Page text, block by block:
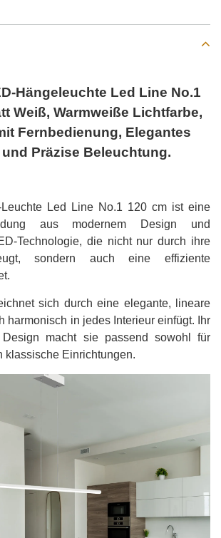
Hängeleuchte Led Line No.1
Weiß, Warmweiße Lichtfarbe,
Fernbedienung, Elegantes
Präzise Beleuchtung.
Led Line No.1 120 cm ist eine
aus modernem Design und
Technologie, die nicht nur durch ihre
sondern auch eine effiziente
sich durch eine elegante, lineare
harmonisch in jedes Interieur einfügt. Ihr
Design macht sie passend sowohl für
klassische Einrichtungen.